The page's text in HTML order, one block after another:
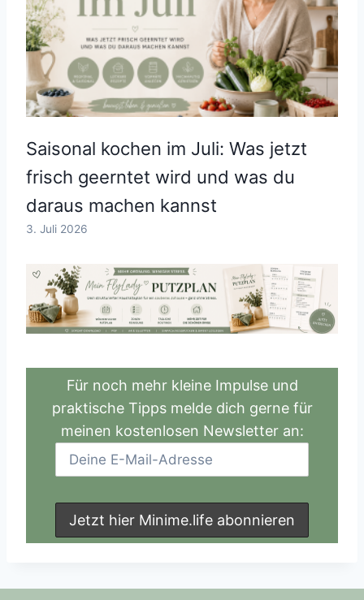
Saisonal kochen im Juli: Was jetzt
frisch geerntet wird und was du
daraus machen kannst
3. Juli 2026
Für noch mehr kleine Impulse und
praktische Tipps melde dich gerne für
meinen kostenlosen Newsletter an: